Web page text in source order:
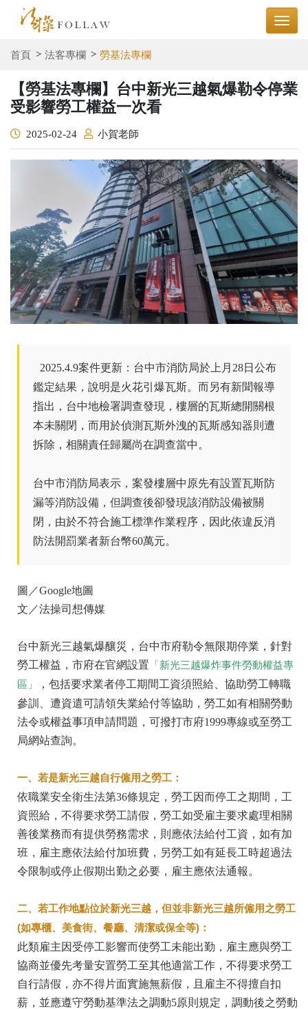
首頁 法客專欄 勞基法專欄
【勞基法專欄】台中新光三越氣爆勒令停業
受影響勞工權益一次看
2025-02-24 小賀老師
2025.4.9案件更新： 台中市消防局於上月28日公布
鑑定結果，說明是火花引爆瓦斯。而另有新聞報導
指出，台中地檢署調查發現，樓層的瓦斯總開關根
本未關閉，而用於偵測瓦斯外洩的瓦斯感知器則遭
拆除，相關責任歸屬尚在調查當中。
台中市消防局表示，案發樓層中原先有設置瓦斯防
漏等消防設備，但調查後卻發現該消防設備被關
閉，由於不符合施工標準作業程序，因此依違反消
防法開罰業者新台幣60萬元。
圖／Google地圖
文／法操司想傳媒
台中新光三越氣爆釀災，台中市府勒令無限期停業，針對
勞工權益，市府在官網設置 「新光三越爆炸事件勞動權益專
區」
，包括要求業者停工期間工資須照給、協助勞工轉職
參訓、遭資遣可請領失業給付等協助，勞工如有相關勞動
法令或權益事項申請問題，可撥打市府1999專線或至勞工
局網站查詢。
一、若是新光三越自行僱用之勞工：
依職業安全衛生法第36條規定，勞工因而停工之期間，工
資照給，不得要求勞工請假，勞工如受雇主要求處理相關
善後業務而有提供勞務需求，則應依法給付工資，如有加
班，雇主應依法給付加班費，另勞工如有延長工時超過法
令限制或停止假期出勤之必要，雇主應依法通報。
二、若工作地點位於新光三越，但並非新光三越所僱用之勞工
(如專櫃、美食街、餐廳、清潔或保全等)：
此類雇主因受停工影響而使勞工未能出勤，雇主應與勞工
協商並優先考量安置勞工至其他適當工作，不得要求勞工
自行請假，亦不得片面實施無薪假，且雇主不得擅自扣
薪，並應遵守勞動基準法之調動5原則規定，調動後之勞動